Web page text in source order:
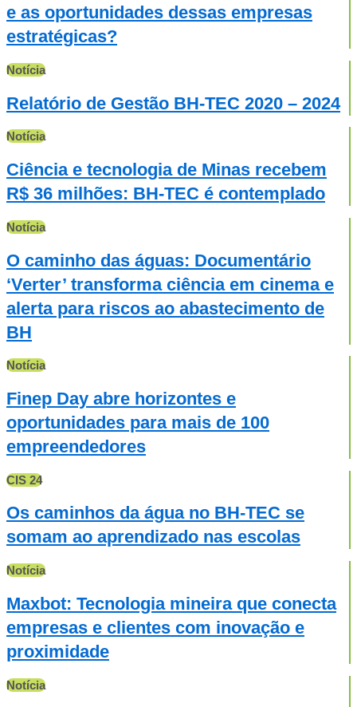
e as oportunidades dessas empresas
estratégicas?
Notícia
Relatório de Gestão BH-TEC 2020 – 2024
Notícia
Ciência e tecnologia de Minas recebem
R$ 36 milhões: BH-TEC é contemplado
Notícia
O caminho das águas: Documentário
‘Verter’ transforma ciência em cinema e
alerta para riscos ao abastecimento de
BH
Notícia
Finep Day abre horizontes e
oportunidades para mais de 100
empreendedores
CIS 24
Os caminhos da água no BH-TEC se
somam ao aprendizado nas escolas
Notícia
Maxbot: Tecnologia mineira que conecta
empresas e clientes com inovação e
proximidade
Notícia